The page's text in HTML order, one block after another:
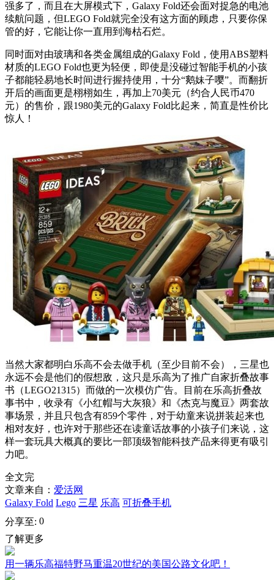
强多了，而且在大屏模式下，Galaxy Fold还会面对捉急的电池
续航问题，但LEGO Fold就完全没有这方面的顾虑，只要你保
管的好，它能让你一直用到海枯石烂。
同时面对由玻璃和各类金属组成的Galaxy Fold，使用ABS塑料
材质的LEGO Fold也更为轻便，即使是没碰过智能手机的小孩
子都能轻易地长时间进行握持使用，十分“鹅妹子嘤”。而翻折
开后的画面更是栩栩如生，再加上70美元（约合人民币470
元）的售价，跟1980美元的Galaxy Fold比起来，简直是性价比
惊人！
当然大家都明白乐高不会去做手机（至少目前不会），三星也
永远不会是他们的假想敌，这只是乐高为了推广自家折叠故事
书（LEGO21315）而做的一次模仿广告。目前在乐高折叠故
事书中，收录有《小红帽与大灰狼》和《杰克与魔豆》两套故
事场景，并且只包含有859个零件，对于幼童来说拼装起来也
相对友好，也许对于那些还在读童话故事的小孩子们来说，这
样一套玩具大概真的要比一部顶级智能科技产品来得更有吸引
力吧。
全文完
文章来自： 爱活网
Galaxy Fold Lego 三星 乐高 可折叠手机
分享至: 0
了解更多
用一辆乐高福特野马重温20世纪的美国公路文化吧！